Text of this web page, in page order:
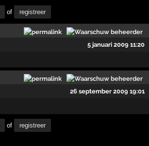
of registreer
5 januari 2009 11:20
26 september 2009 19:01
of registreer